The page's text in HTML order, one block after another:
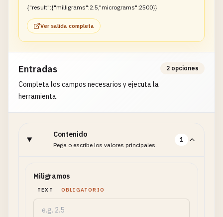
{"result":{"milligrams":2.5,"micrograms":2500}}
Ver salida completa
Entradas
Completa los campos necesarios y ejecuta la
herramienta.
2 opciones
Contenido
Pega o escribe los valores principales.
1
Miligramos
TEXT OBLIGATORIO